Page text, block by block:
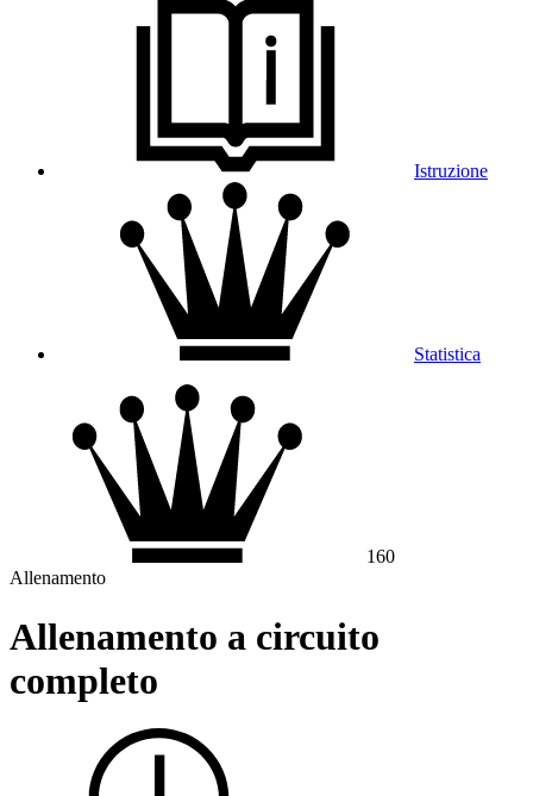
Istruzione
Statistica
160
Allenamento
Allenamento a circuito
completo